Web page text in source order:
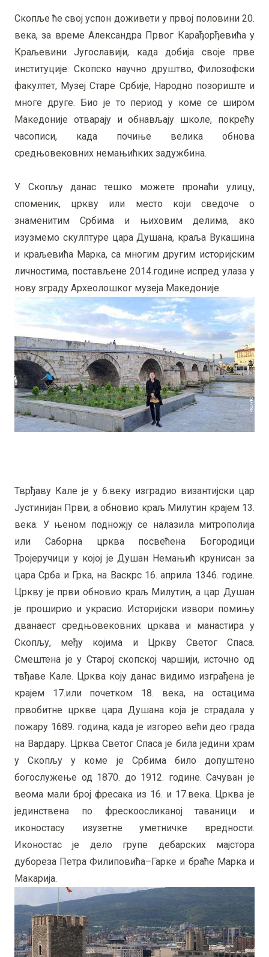
Скопље ће свој успон доживети у првој половини 20.
века, за време Александра Првог Карађорђевића у
Краљевини Југославији, када добија своје прве
институције: Скопско научно друштво, Филозофски
факултет, Музеј Старе Србије, Народно позориште и
многе друге. Био је то период у коме се широм
Македоније отварају и обнављају школе, покрећу
часописи, када почиње велика обнова
средњовековних немањићких задужбина.
У Скопљу данас тешко можете пронаћи улицу,
споменик, цркву или место који сведоче о
знаменитим Србима и њиховим делима, ако
изузмемо скулптуре цара Душана, краља Вукашина
и краљевића Марка, са многим другим историјским
личностима, постављене 2014.године испред улаза у
нову зграду Археолошког музеја Македоније.
Тврђаву Кале је у 6.веку изградио византијски цар
Јустинијан Први, а обновио краљ Милутин крајем 13.
века. У њеном подножју се налазила митрополија
или Саборна црква посвећена Богородици
Тројеручици у којој је Душан Немањић крунисан за
цара Срба и Грка, на Васкрс 16. априла 1346. године.
Цркву је први обновио краљ Милутин, а цар Душан
је проширио и украсио. Историјски извори помињу
дванаест средњовековних цркава и манастира у
Скопљу, међу којима и Цркву Светог Спаса.
Смештена је у Старој скопској чаршији, источно од
твђаве Кале. Црква коју данас видимо изграђена је
крајем 17.или почетком 18. века, на остацима
првобитне цркве цара Душана која је страдала у
пожару 1689. година, када је изгорео већи део града
на Вардару. Црква Светог Спаса је била једини храм
у Скопљу у коме је Србима било допуштено
богослужење од 1870. до 1912. године. Сачуван је
веома мали број фресака из 16. и 17.века. Црква је
јединствена по фрескоосликаној таваници и
иконостасу изузетне уметничке вредности.
Иконостас је дело групе дебарских мајстора
дубореза Петра Филиповића–Гарке и браће Марка и
Макарија.